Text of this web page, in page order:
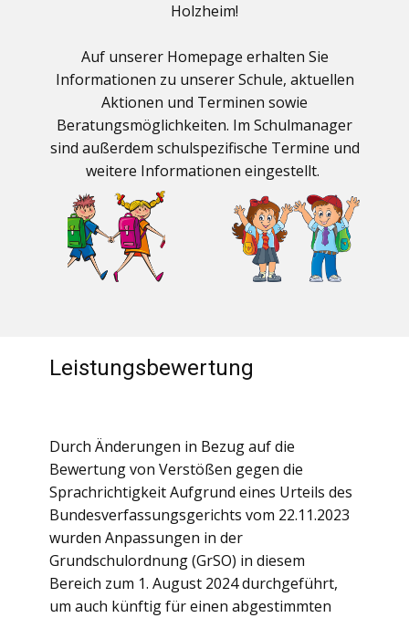
Holzheim!
Auf unserer Homepage erhalten Sie
Informationen zu unserer Schule, aktuellen
Aktionen und Terminen sowie
Beratungsmöglichkeiten. Im Schulmanager
sind außerdem schulspezifische Termine und
weitere Informationen eingestellt.
Leistungsbewertung
Durch Änderungen in Bezug auf die
Bewertung von Verstößen gegen die
Sprachrichtigkeit Aufgrund eines Urteils des
Bundesverfassungsgerichts vom 22.11.2023
wurden Anpassungen in der
Grundschulordnung (GrSO) in diesem
Bereich zum 1. August 2024 durchgeführt,
um auch künftig für einen abgestimmten